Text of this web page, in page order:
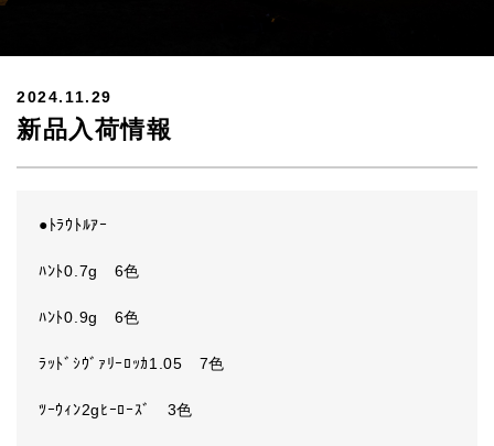
2024.11.29
新品入荷情報
●ﾄﾗｳﾄﾙｱｰ
ﾊﾝﾄ0.7g 6色
ﾊﾝﾄ0.9g 6色
ﾗｯﾄﾞｼｳﾞｧﾘｰﾛｯｶ1.05 7色
ﾂｰｳｨﾝ2gﾋｰﾛｰｽﾞ 3色